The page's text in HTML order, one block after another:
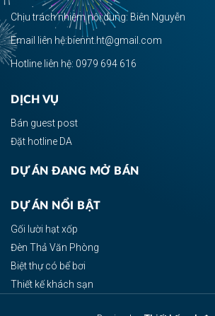
Chịu trách nhiệm nội dung: Biên Nguyễn
Email liên hệ:biennt.ht@gmail.com
Hotline liên hệ: 0979 694 616
DỊCH VỤ
Bán guest post
Đặt hotline DA
DỰ ÁN ĐANG MỞ BÁN
DỰ ÁN NỔI BẬT
Gối lười hạt xốp
Đèn Thả Văn Phòng
Biệt thự có bể bơi
Thiết kế khách sạn